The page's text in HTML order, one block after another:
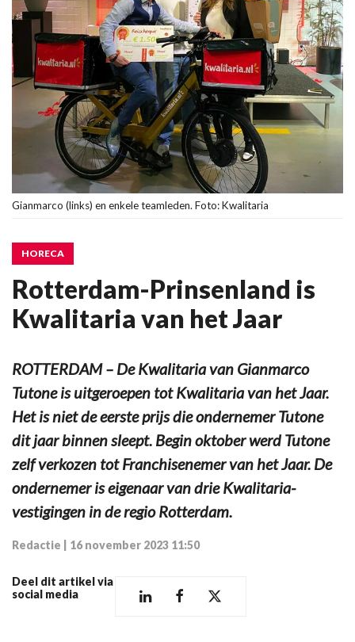
Gianmarco (links) en enkele teamleden. Foto: Kwalitaria
HORECA
Rotterdam-Prinsenland is
Kwalitaria van het Jaar
ROTTERDAM – De Kwalitaria van Gianmarco
Tutone is uitgeroepen tot Kwalitaria van het Jaar.
Het is niet de eerste prijs die ondernemer Tutone
dit jaar binnen sleept. Begin oktober werd Tutone
zelf verkozen tot Franchisenemer van het Jaar. De
ondernemer is eigenaar van drie Kwalitaria-
vestigingen in de regio Rotterdam.
Redactie 16 november 2023 11:50
Deel dit artikel via
social media